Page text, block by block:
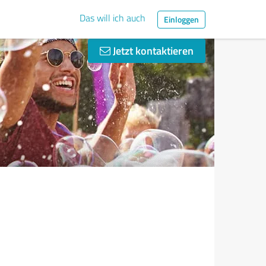
Das will ich auch Einloggen
Jetzt kontaktieren